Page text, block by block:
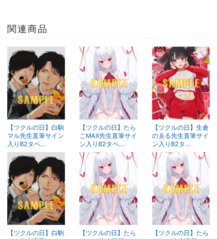
関連商品
【ツクルの日】白駒
マル先生直筆サイン
入りB2タペ...
【ツクルの日】たら
こMAX先生直筆サイ
ン入りB2タペ...
【ツクルの日】生倉
のゑる先生直筆サイ
ン入りB2タ...
【ツクルの日】白駒
【ツクルの日】たら
【ツクルの日】たら